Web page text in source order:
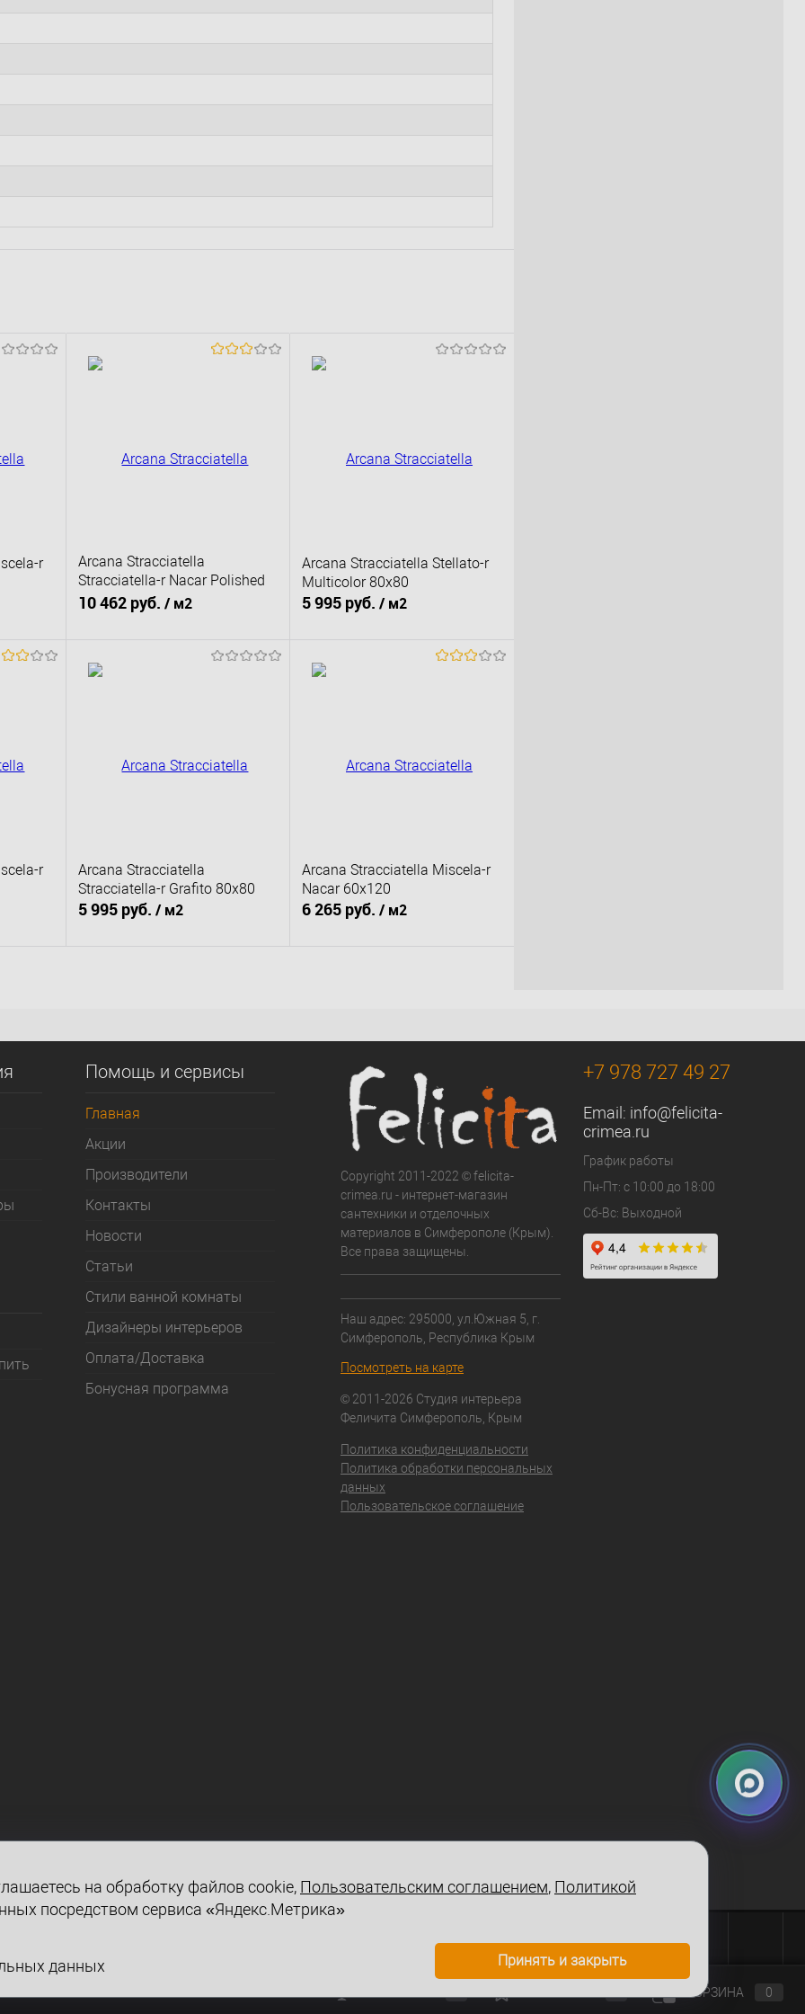
r
Arcana Stracciatella
Stracciatella-r Nacar Polished
79,3х79,3
10 462 руб. / м2
Arcana Stracciatella Stellato-r
Multicolor 80x80
5 995 руб. / м2
r
Arcana Stracciatella
Stracciatella-r Grafito 80x80
5 995 руб. / м2
Arcana Stracciatella Miscela-r
Nacar 60х120
6 265 руб. / м2
Помощь и сервисы
Главная
Акции
Производители
Контакты
Новости
Статьи
Стили ванной комнаты
Дизайнеры интерьеров
Оплата/Доставка
Бонусная программа
Copyright 2011-2022 © felicita-
crimea.ru - интернет-магазин
сантехники и отделочных
материалов в Симферополе (Крым).
Все права защищены.
Наш адрес: 295000, ул.Южная 5, г.
Симферополь, Республика Крым
Посмотреть на карте
© 2011-2026 Студия интерьера
Феличита Симферополь, Крым
Политика конфиденциальности
Политика обработки персональных
данных
Пользовательское соглашение
+7 978 727 49 27
Email: info@felicita-
crimea.ru
График работы
Пн-Пт: с 10:00 до 18:00
Сб-Вс: Выходной
КОРЗИНА 0
на обработку файлов cookie, Пользовательским соглашением, Политикой
посредством сервиса «Яндекс.Метрика»
данных Принять и закрыть